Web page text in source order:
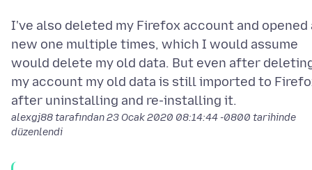
I've also deleted my Firefox account and opened
new one multiple times, which I would assume
would delete my old data. But even after
my account my old data is still imported to
alexgj88 tarafından23 Ocak 2020 08:14:44 -0800 tarihinde
düzenlendi